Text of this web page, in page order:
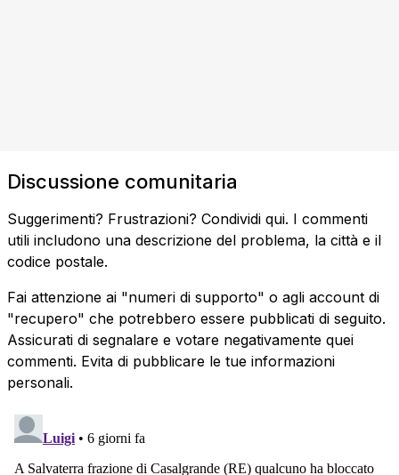
Discussione comunitaria
Suggerimenti? Frustrazioni? Condividi qui. I commenti
utili includono una descrizione del problema, la città e il
codice postale.
Fai attenzione ai "numeri di supporto" o agli account di
"recupero" che potrebbero essere pubblicati di seguito.
Assicurati di segnalare e votare negativamente quei
commenti. Evita di pubblicare le tue informazioni
personali.